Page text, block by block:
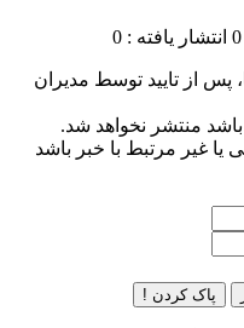
انتشار یافته : 0
از تایید توسط مدیران
منتشر نخواهد شد.
یا غیر مرتبط با خبر باشد
پاک کردن !